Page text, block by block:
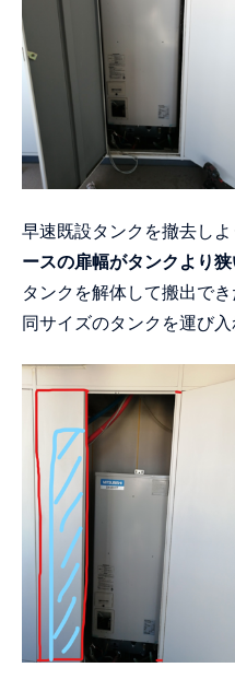
早速既設タンクを撤去しよ
ースの扉幅がタンクより
タンクを解体して搬出で
同サイズのタンクを運び入